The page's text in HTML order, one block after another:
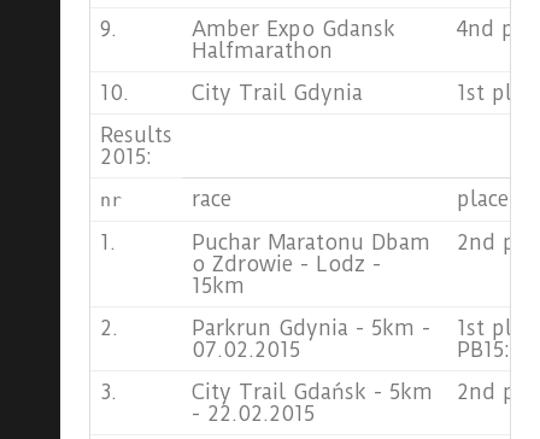
9.
Amber Expo Gdansk
Halfmarathon
4nd
10. City Trail Gdynia
1st
Results
2015:
nr race
place
1.
Puchar Maratonu Dbam
o Zdrowie - Lodz -
15km
2nd
2.
Parkrun Gdynia - 5km -
07.02.2015
1st
PB15:44
3.
City Trail Gdańsk - 5km
- 22.02.2015
2nd